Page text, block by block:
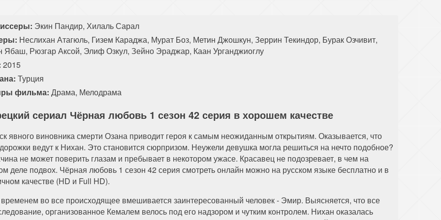
94 серия 95 серия 96 серия
104 серия 105 серия 106 серия 107 серия 108 серия
114 серия
Экин Пандир, Хилаль Сарал
Неслихан Атагюль, Гизем Караджа, Мурат Боз, Метин Джошкун, Зеррин Текиндор, Бурак Озчивит,
Ябаш, Рюзгар Аксой, Элиф Озкул, Зейно Эраджар, Каан Урганджиоглу
2015
Турция
фильма: Драма, Мелодрама
сериал Чёрная любовь 1 сезон 42 серия в хорошем качестве
явного виновника смерти Озана приводит героя к самым неожиданным открытиям. Оказывается, что
ведут к Нихан. Это становится сюрпризом. Неужели девушка могла решиться на нечто подобное?
не может поверить глазам и пребывает в некотором ужасе. Красавец не подозревает, в чем на
деле подвох. Чёрная любовь 1 сезон 42 серия смотреть онлайн можно на русском языке бесплатно и в
качестве (HD и Full HD).
во все происходящее вмешивается заинтересованный человек - Эмир. Выясняется, что все
организованное Кемалем велось под его надзором и чутким контролем. Нихан оказалась